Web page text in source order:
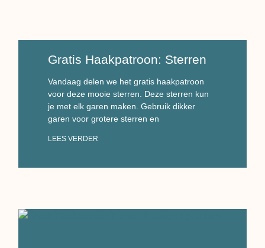
Gratis Haakpatroon: Sterren
Vandaag delen we het gratis haakpatroon
voor deze mooie sterren. Deze sterren kun
je met elk garen maken. Gebruik dikker
garen voor grotere sterren en
LEES VERDER